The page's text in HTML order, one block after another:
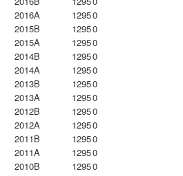
2016A
12950
2015B
12950
2015A
12950
2014B
12950
2014A
12950
2013B
12950
2013A
12950
2012B
12950
2012A
12950
2011B
12950
2011A
12950
2010B
12950